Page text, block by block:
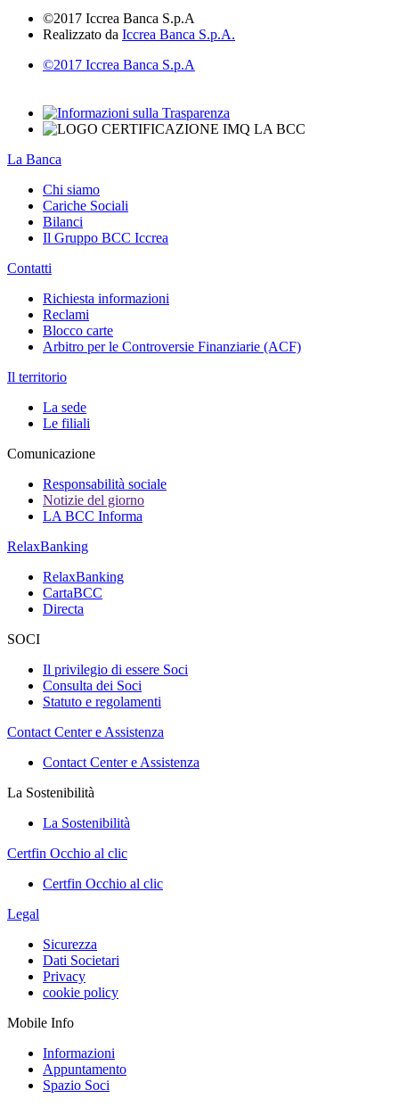
©2017 Iccrea Banca S.p.A
Realizzato da Iccrea Banca S.p.A.
©2017 Iccrea Banca S.p.A
La Banca
Chi siamo
Cariche Sociali
Bilanci
Il Gruppo BCC Iccrea
Contatti
Richiesta informazioni
Reclami
Blocco carte
Arbitro per le Controversie Finanziarie (ACF)
Il territorio
La sede
Le filiali
Comunicazione
Responsabilità sociale
Notizie del giorno
LA BCC Informa
RelaxBanking
RelaxBanking
CartaBCC
Directa
SOCI
Il privilegio di essere Soci
Consulta dei Soci
Statuto e regolamenti
Contact Center e Assistenza
Contact Center e Assistenza
La Sostenibilità
La Sostenibilità
Certfin Occhio al clic
Certfin Occhio al clic
Legal
Sicurezza
Dati Societari
Privacy
cookie policy
Mobile Info
Informazioni
Appuntamento
Spazio Soci